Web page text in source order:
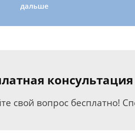
дальше
свой вопрос бесплатно!